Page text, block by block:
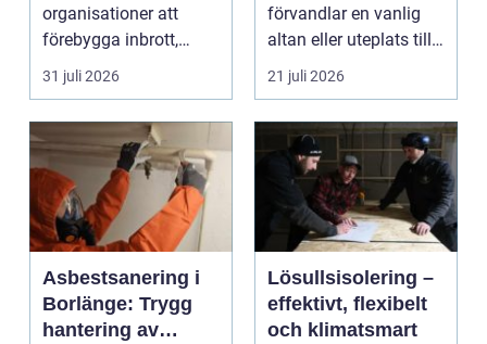
organisationer att
förebygga inbrott,
sabotage och andra
ang...
31 juli 2026
förvandlar en vanlig
altan eller uteplats till
ett extra rum under
somma...
21 juli 2026
Asbestsanering i
Borlänge: Trygg
hantering av
Lösullsisolering –
effektivt, flexibelt
och klimatsmart